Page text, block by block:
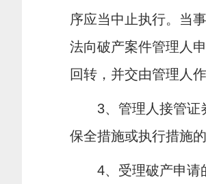
序应当中止执行。当
法向破产案件管理人
回转，并交由管理人
3、管理人接管
保全措施或执行措施
4、受理破产申